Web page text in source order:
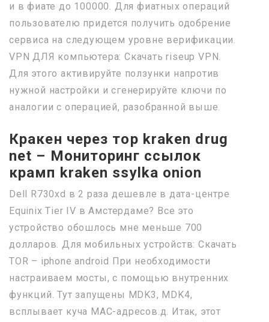
и в фиате до 100000. Для фиатных операций
пользователю придется получить одобрение
сервиса на следующем уровне верификации.
VPN ДЛЯ компьютера: Скачать riseup VPN.
Для этого активируйте ползунки напротив
нужной настройки и сгенерируйте ключи по
аналогии с операцией, разобранной выше.
Кракен через тор kraken drug
net – Мониторинг ссылок
крамп kraken ssylka onion
Dell R730xd в 2 раза дешевле в дата-центре
Equinix Tier IV в Амстердаме? Все это
устройство обошлось мне меньше 700
долларов. Для мобильных устройств: Скачать
TOR – iphone android При необходимости
настраиваем мосты, с помощью внутренних
функций. Тут запущены MDK3, MDK4,
всплывает куча MAC-адресов.д. Итак, этот